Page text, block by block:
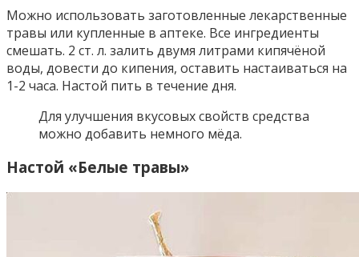
Можно использовать заготовленные лекарственные
травы или купленные в аптеке. Все ингредиенты
смешать. 2 ст. л. залить двумя литрами кипячёной
воды, довести до кипения, оставить настаиваться на
1-2 часа. Настой пить в течение дня.
Для улучшения вкусовых свойств средства
можно добавить немного мёда.
Настой «Белые травы»